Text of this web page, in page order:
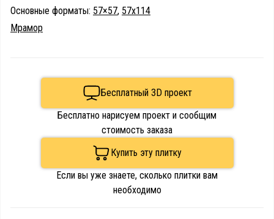
Основные форматы: 57×57, 57х114
Мрамор
Бесплатный 3D проект
Бесплатно нарисуем проект и сообщим
стоимость заказа
Купить эту плитку
Если вы уже знаете, сколько плитки вам
необходимо